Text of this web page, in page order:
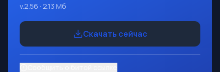
v.2.56 · 2.13 Мб
Скачать сейчас